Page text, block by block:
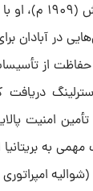
همچنین، در
در آبادان
حفاظت از
لیره استرلینگ
با تأمین